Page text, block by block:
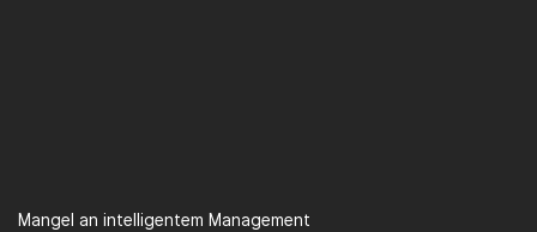
Mangel an intelligentem Management